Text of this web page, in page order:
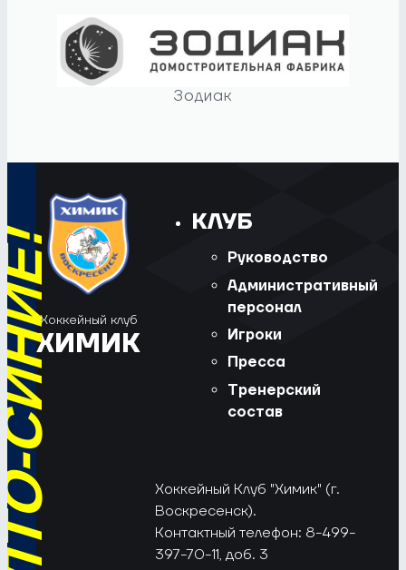
Зодиак
Хоккейный клуб
ХИМИК
КЛУБ
Руководство
Административный
персонал
Игроки
Пресса
Тренерский
состав
Хоккейный Клуб "Химик" (г.
Воскресенск).
Контактный телефон: 8-499-
397-70-11, доб. 3